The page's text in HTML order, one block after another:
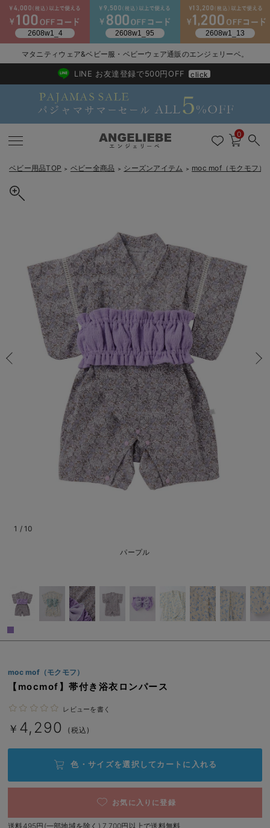
戻る
コンビ肌着・新生児/ベビー肌着
ツーウェイオール・2WAYオール（新生児）
戻る
ロンパース・カバーオール
ベビー ワンピース
ベビー パンツ
ベビー ブルマ
ベビー スカート
ベビー セットアップ
スタイ・よだれかけ（新生児・ベビー）
ベビー帽子（新生児・乳児）
戻る
ベビー袴
戻る
ベビーベッド・布団 （ベビー・新生児）
ベビー ブランケット・タオルケット
おくるみ（新生児）
戻る
ベビーチェア（ハイローチェア）・ベビーラック
子育て便利家電
プレイマット・ベビー マット
ベビー 雑貨 小物
ベビー安全グッズ
メモリアルグッズ
授乳・調乳・お食事
赤ちゃん 洗剤・洗濯用品・お掃除
おむつ関連グッズ
戻る
抱っこ紐
ベビーケープ
戻る
猛暑からベビーを守るひんやりグッズ
夏のお役立ちベビーウェア
シンカーパイル特集
ベビーの動物なりきり特集
ベビー 夏のお役立ちグッズ特集
【素材別】ベビーロンパース特集
袴ロンパース特集
戻る
【アウトレット】ワンピース
【アウトレット】トップス・授乳トップス
【アウトレット】ボトムス
【アウトレット】パジャマ
【アウトレット】インナー
【アウトレット】ベビー
戻る
透け防止
見えてもカワイイ
コットン素材
冷房対策
快適機能ウェア特集 トップス
快適機能ウェア特集 パジャマ
ハレの日に着るANGELIEBEのセレモニー
買って正解！高評価レビューアイテム
親子コーデ｜ママとベビーにおすすめ！
Gift Selection 出産祝い
ロンパースはいつからいつまで使う？選ぶポイントも解説！
保育園・入園準備特集
デロンギ
戻る
再入荷｜アウター
ワンピース
トップス
パンツ
スカート
パジャマ
インナー
雑貨
ベビー
MAX55%OFF ブラックフ
【37周年祭セール】
【37周年祭セール】
【15℃】3月下旬～
【〜10℃】3月中旬
動きやすく着回しで
涼しくて可愛い「ワ
強撚スムース(コスパ
【おまとめ割】パジ
カジュアル
デニム
レギンス
オフィス
ジャケット派
きれいめトップス派
きれいめスカート派
きれいめ美脚パンツ派
ツィード派
王道シンプル派
セットアップ派
マタニティパジャマ
マタニティインナー
ベビー
【オフィスカジュア
【オフィスカジュア
レギンスタイプ
パンツタイプ
【フォーマル】ワン
【フォーマル】ボト
【フォーマル】トッ
【ベビー】長袖
【ベビー】半袖
【ベビー】グッズ
ハンカチ
2WAYオール
コンビ肌着
短肌着
セット
快適ウェア10%OFF
快適ウェア10%OFF
セットアップ・ レイ
Aライン ・フレアワ
Iライン ・タイトシル
ジャンパースカート/
ワーク・オフィス
カジュアル
フォーマル / オケー
あったかアイテム｜
〜3,000円（税込）
〜5,000円（税込）
〜10,000円（税込）
10,001円（税込）〜
女の子におススメの
男の子におススメの
定番ギフト
もらって嬉しいギフト
かわいくておもしろ
何枚あっても嬉しい
薄くてあったか
綿混素材
腹巻・ひざ上パンツ
保温&リカバリー
レギンス・タイツ
カップ付きインナー
あったか度◎
裏起毛素材
入院してすぐ使うグ
赤ちゃんへ使うもの
産後に使うグッズ
【冬のあったか特集
【冬のあったか特集
【冬のあったか特集
【冬のあったか特集
マタニティウェア&ベビー服・ベビーウェア通販のエンジェリーベ。
2026/NewArrival
送料495円(一部地域を除く) 7,700円以上で送料無料
LINE お友達登録で500円OFF click
0
ベビー用品TOP ＞ ベビー全商品 ＞ シーズンアイテム ＞ moc mof（モクモフ）
パープル
1 / 10
moc mof（モクモフ）
【mocmof】帯付き浴衣ロンパース
レビューを書く
￥ 4,290 (税込)
色・サイズを選択して カートに入れる
お気に入りに登録
送料495円(一部地域を除く) 7,700円以上で送料無料
【mocmof】帯付き浴衣ロンパース
パープル
70/在庫あり
70/在庫あり
￥4,290
カートに入れる
80/残り2点
80/残り2点
￥4,290
カートに入れる
閉じる